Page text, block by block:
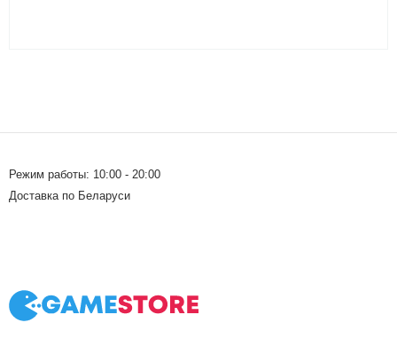
Режим работы: 10:00 - 20:00
Доставка по Беларуси